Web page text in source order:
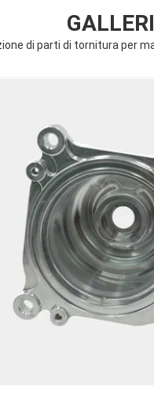
di parti di tornitura per